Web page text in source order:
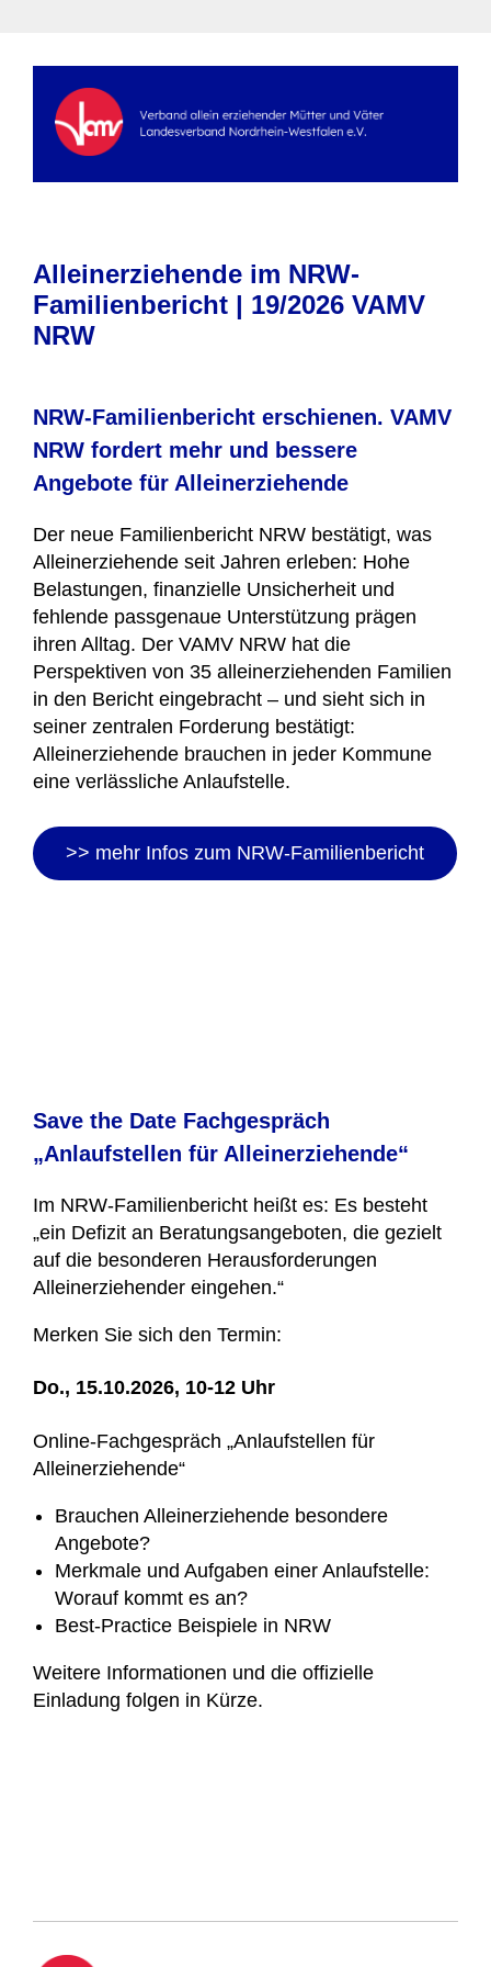
Alleinerziehende im NRW-
Familienbericht | 19/2026 VAMV
NRW
NRW-Familienbericht erschienen. VAMV
NRW fordert mehr und bessere
Angebote für Alleinerziehende
Der neue Familienbericht NRW bestätigt, was
Alleinerziehende seit Jahren erleben: Hohe
Belastungen, finanzielle Unsicherheit und
fehlende passgenaue Unterstützung prägen
ihren Alltag. Der VAMV NRW hat die
Perspektiven von 35 alleinerziehenden Familien
in den Bericht eingebracht – und sieht sich in
seiner zentralen Forderung bestätigt:
Alleinerziehende brauchen in jeder Kommune
eine verlässliche Anlaufstelle.
>> mehr Infos zum NRW-Familienbericht
Save the Date Fachgespräch
„Anlaufstellen für Alleinerziehende“
Im NRW-Familienbericht heißt es: Es besteht
„ein Defizit an Beratungsangeboten, die gezielt
auf die besonderen Herausforde­rungen
Alleinerziehender eingehen.“
Merken Sie sich den Termin:
Do., 15.10.2026, 10-12 Uhr
Online-Fachgespräch „Anlaufstellen für
Alleinerziehende“
Brauchen Alleinerziehende besondere
Angebote?
Merkmale und Aufgaben einer Anlaufstelle:
Worauf kommt es an?
Best-Practice Beispiele in NRW
Weitere Informationen und die offizielle
Einladung folgen in Kürze.